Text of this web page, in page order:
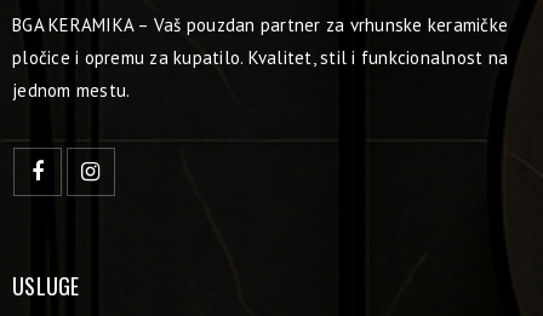
BGA KERAMIKA – Vaš pouzdan partner za vrhunske keramičke
pločice i opremu za kupatilo. Kvalitet, stil i funkcionalnost na
jednom mestu.
USLUGE